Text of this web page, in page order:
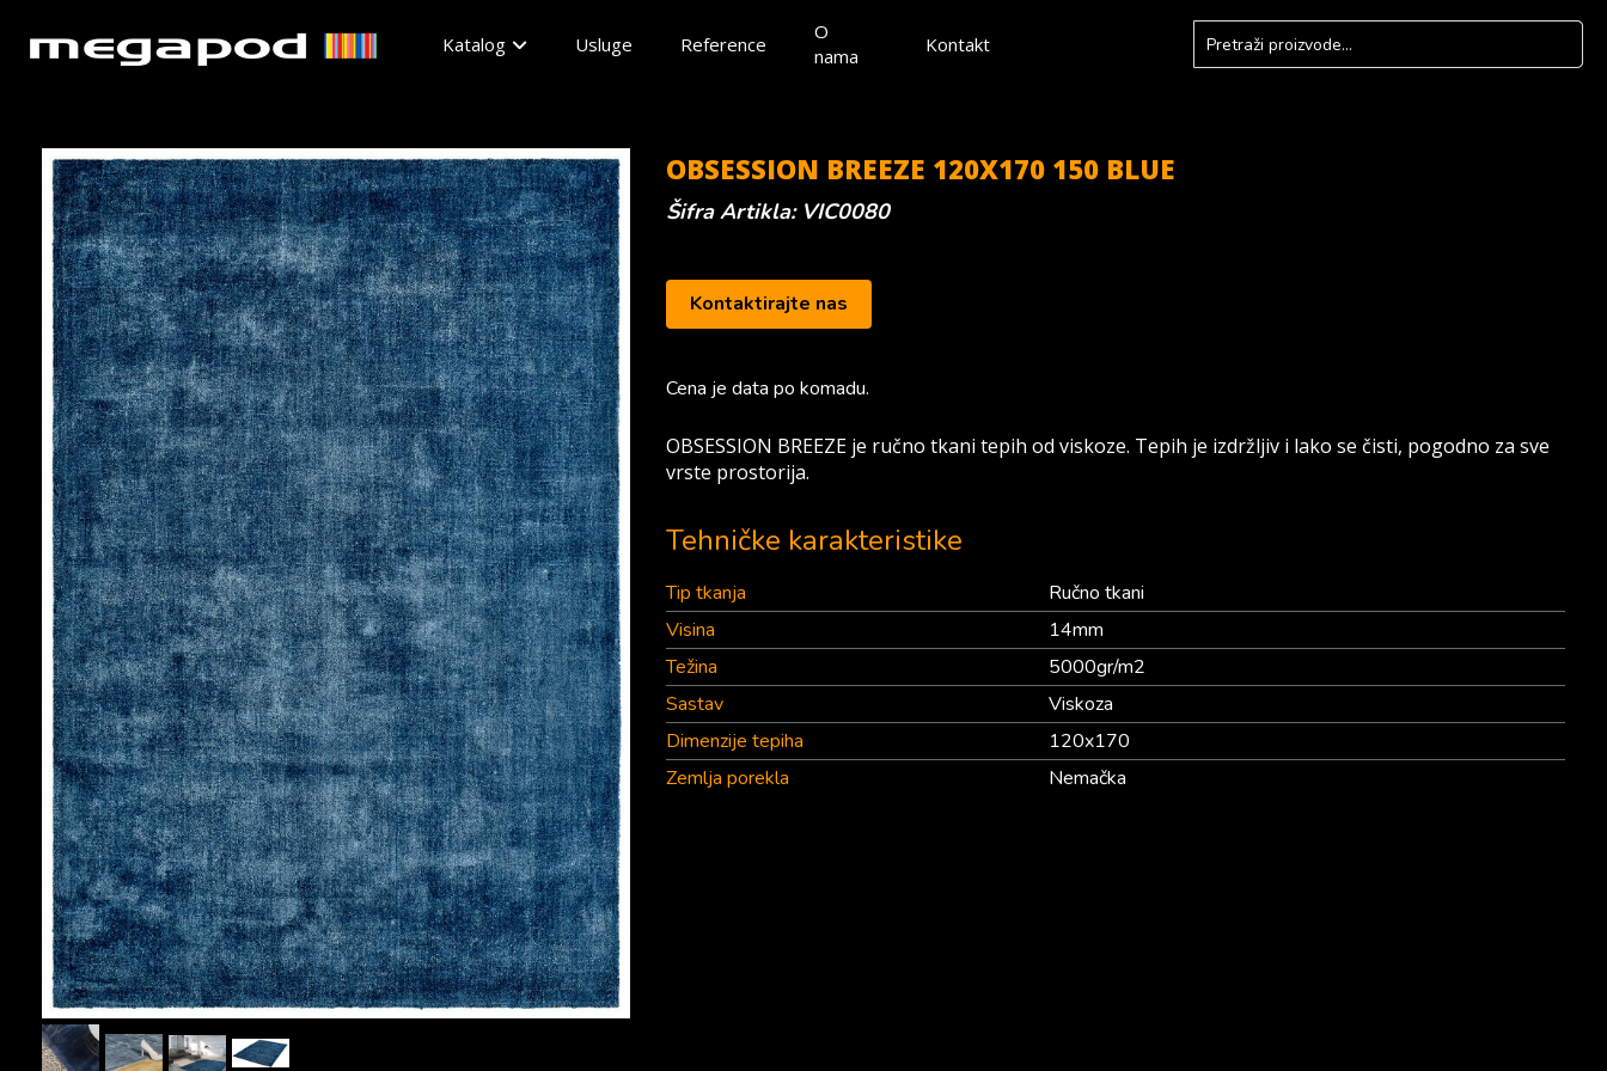
Katalog Usluge Reference
O
nama
Kontakt
OBSESSION BREEZE 120X170 150 BLUE
Šifra Artikla: VIC0080
Kontaktirajte nas
Cena je data po komadu.
OBSESSION BREEZE je ručno tkani tepih od viskoze. Tepih je izdržljiv i lako se čisti, pogodno za sve
vrste prostorija.
Tehničke karakteristike
Tip tkanja
Ručno tkani
Visina
14mm
Težina
5000gr/m2
Sastav
Viskoza
Dimenzije tepiha
120x170
Zemlja porekla
Nemačka